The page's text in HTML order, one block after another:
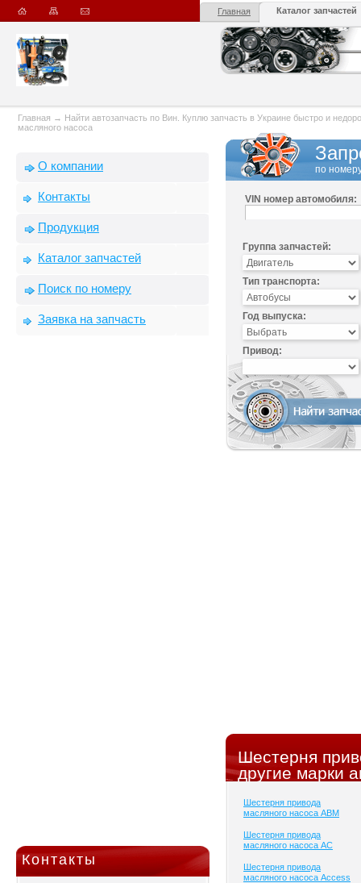
Главная Каталог запчастей
Главная → Найти автозапчасть по Вин. Куплю запчасть в Украине быстро и
масляного насоса
О компании
Контакты
Продукция
Каталог запчастей
Поиск по номеру
Заявка на запчасть
Контакты
по
VIN номер автомобиля:
Группа запчастей:
Тип транспорта:
Год выпуска:
Привод:
Шестерня
другие марки
Шестерня привода
масляного насоса ABM
Шестерня привода
масляного насоса AC
Шестерня привода
масляного насоса Access